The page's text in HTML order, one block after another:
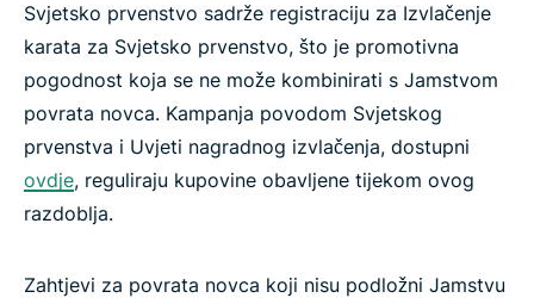
Svjetsko prvenstvo sadrže registraciju za Izvlačenje
karata za Svjetsko prvenstvo, što je promotivna
pogodnost koja se ne može kombinirati s Jamstvom
povrata novca. Kampanja povodom Svjetskog
prvenstva i Uvjeti nagradnog izvlačenja, dostupni
ovdje, reguliraju kupovine obavljene tijekom ovog
razdoblja.
Zahtjevi za povrata novca koji nisu podložni Jamstvu